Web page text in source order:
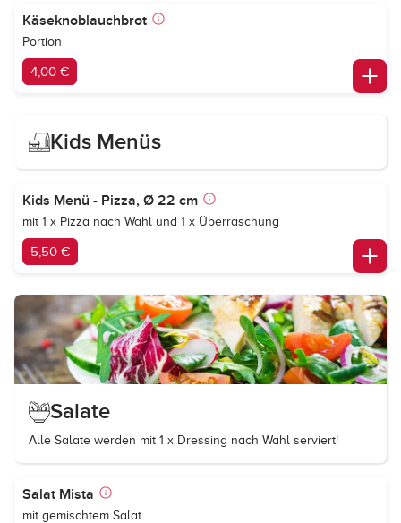
Käseknoblauchbrot
Portion
4,00 €
Kids Menüs
Kids Menü - Pizza, Ø 22 cm
mit 1 x Pizza nach Wahl und 1 x Überraschung
5,50 €
Salate
Alle Salate werden mit 1 x Dressing nach Wahl serviert!
Salat Mista
mit gemischtem Salat